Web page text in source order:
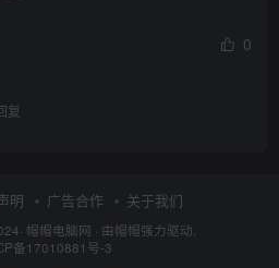
0
复
明 广告合作 关于我们
帽帽电脑网 · 由帽帽强力驱动.
备17010881号-3